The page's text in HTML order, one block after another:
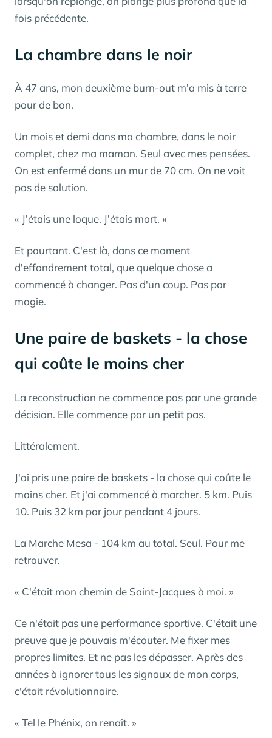
fois précédente.
La chambre dans le noir
À 47 ans, mon deuxième burn-out m'a mis à terre
pour de bon.
Un mois et demi dans ma chambre, dans le noir
complet, chez ma maman. Seul avec mes pensées.
On est enfermé dans un mur de 70 cm. On ne voit
pas de solution.
« J'étais une loque. J'étais mort. »
Et pourtant. C'est là, dans ce moment
d'effondrement total, que quelque chose a
commencé à changer. Pas d'un coup. Pas par
magie.
Une paire de baskets - la chose
qui coûte le moins cher
La reconstruction ne commence pas par une grande
décision. Elle commence par un petit pas.
Littéralement.
J'ai pris une paire de baskets - la chose qui coûte le
moins cher. Et j'ai commencé à marcher. 5 km. Puis
10. Puis 32 km par jour pendant 4 jours.
La Marche Mesa - 104 km au total. Seul. Pour me
retrouver.
« C'était mon chemin de Saint-Jacques à moi. »
Ce n'était pas une performance sportive. C'était une
preuve que je pouvais m'écouter. Me fixer mes
propres limites. Et ne pas les dépasser. Après des
années à ignorer tous les signaux de mon corps,
c'était révolutionnaire.
« Tel le Phénix, on renaît. »